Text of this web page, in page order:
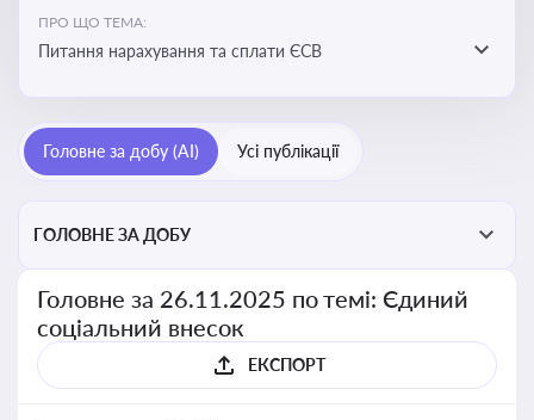
ПРО ЩО ТЕМА:
Питання нарахування та сплати ЄСВ
Головне за добу (AI) Усі публікації
ГОЛОВНЕ ЗА ДОБУ
Головне за 26.11.2025 по темі: Єдиний
соціальний внесок
ЕКСПОРТ